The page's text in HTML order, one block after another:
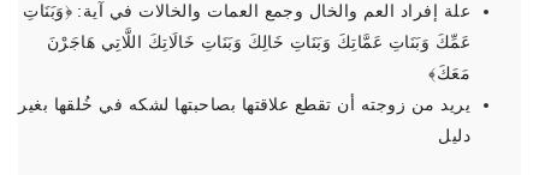
علة إفراد العم والخال وجمع العمات والخالات في آية: ﴿‌وَبَنَاتِ
‌عَمِّكَ وَبَنَاتِ عَمَّاتِكَ وَبَنَاتِ خَالِكَ وَبَنَاتِ خَالَاتِكَ اللَّاتِي هَاجَرْنَ
مَعَكَ﴾
يريد من زوجته أن تقطع علاقتها بصاحبتها لشكه في خُلقها بغير
دليل